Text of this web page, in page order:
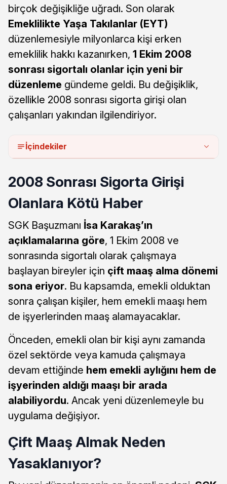
birçok değişikliğe uğradı. Son olarak
Emeklilikte Yaşa Takılanlar (EYT)
düzenlemesiyle milyonlarca kişi erken
emeklilik hakkı kazanırken, 1 Ekim 2008
sonrası sigortalı olanlar için yeni bir
düzenleme gündeme geldi. Bu değişiklik,
özellikle 2008 sonrası sigorta girişi olan
çalışanları yakından ilgilendiriyor.
İçindekiler
2008 Sonrası Sigorta Girişi
Olanlara Kötü Haber
SGK Başuzmanı İsa Karakaş’ın
açıklamalarına göre, 1 Ekim 2008 ve
sonrasında sigortalı olarak çalışmaya
başlayan bireyler için çift maaş alma dönemi
sona eriyor. Bu kapsamda, emekli olduktan
sonra çalışan kişiler, hem emekli maaşı hem
de işyerlerinden maaş alamayacaklar.
Önceden, emekli olan bir kişi aynı zamanda
özel sektörde veya kamuda çalışmaya
devam ettiğinde hem emekli aylığını hem de
işyerinden aldığı maaşı bir arada
alabiliyordu. Ancak yeni düzenlemeyle bu
uygulama değişiyor.
Çift Maaş Almak Neden
Yasaklanıyor?